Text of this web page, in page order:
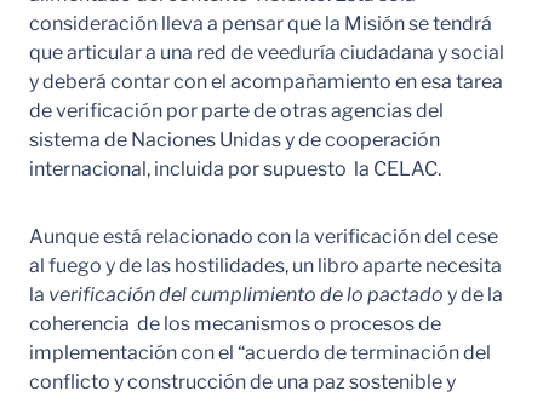
consideración lleva a pensar que la Misión se tendrá
que articular a una red de veeduría ciudadana y social
y deberá contar con el acompañamiento en esa tarea
de verificación por parte de otras agencias del
sistema de Naciones Unidas y de cooperación
internacional, incluida por supuesto la CELAC.
Aunque está relacionado con la verificación del cese
al fuego y de las hostilidades, un libro aparte necesita
la verificación del cumplimiento de lo pactado y de la
coherencia de los mecanismos o procesos de
implementación con el “acuerdo de terminación del
conflicto y construcción de una paz sostenible y